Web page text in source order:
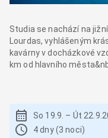
Studia se nachází na
Lourdas, vyhlášeným
kavárny v docházkové
km od hlavního
So 19.9. – Út
4 dny (3 noci)